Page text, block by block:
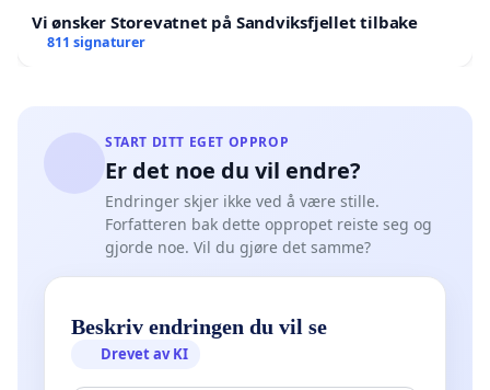
Vi ønsker Storevatnet på Sandviksfjellet tilbake
811 signaturer
START DITT EGET OPPROP
Er det noe du vil endre?
Endringer skjer ikke ved å være stille.
Forfatteren bak dette oppropet reiste seg og
gjorde noe. Vil du gjøre det samme?
Beskriv endringen du vil se
Drevet av KI